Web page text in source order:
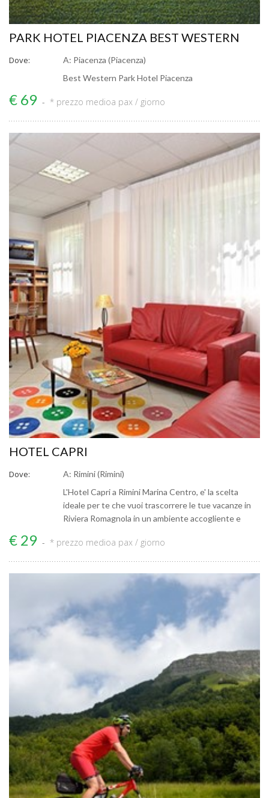
PARK HOTEL PIACENZA BEST WESTERN
Dove:
A: Piacenza (Piacenza)
Best Western Park Hotel Piacenza
€ 69 * prezzo medioa pax / giorno
HOTEL CAPRI
Dove:
A: Rimini (Rimini)
L'Hotel Capri a Rimini Marina Centro, e' la scelta
ideale per te che vuoi trascorrere le tue vacanze in
Riviera Romagnola in un ambiente accogliente e
€ 29 * prezzo medioa pax / giorno